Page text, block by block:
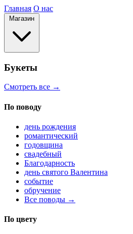
Главная О нас
Магазин
Букеты
Смотреть все →
По поводу
день рождения
романтический
годовщина
свадебный
Благодарность
день святого Валентина
событие
обручение
Все поводы →
По цвету